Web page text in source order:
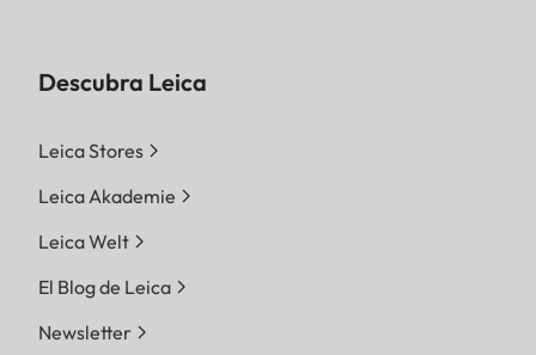
Descubra Leica
Leica Stores
Leica Akademie
Leica Welt
El Blog de Leica
Newsletter